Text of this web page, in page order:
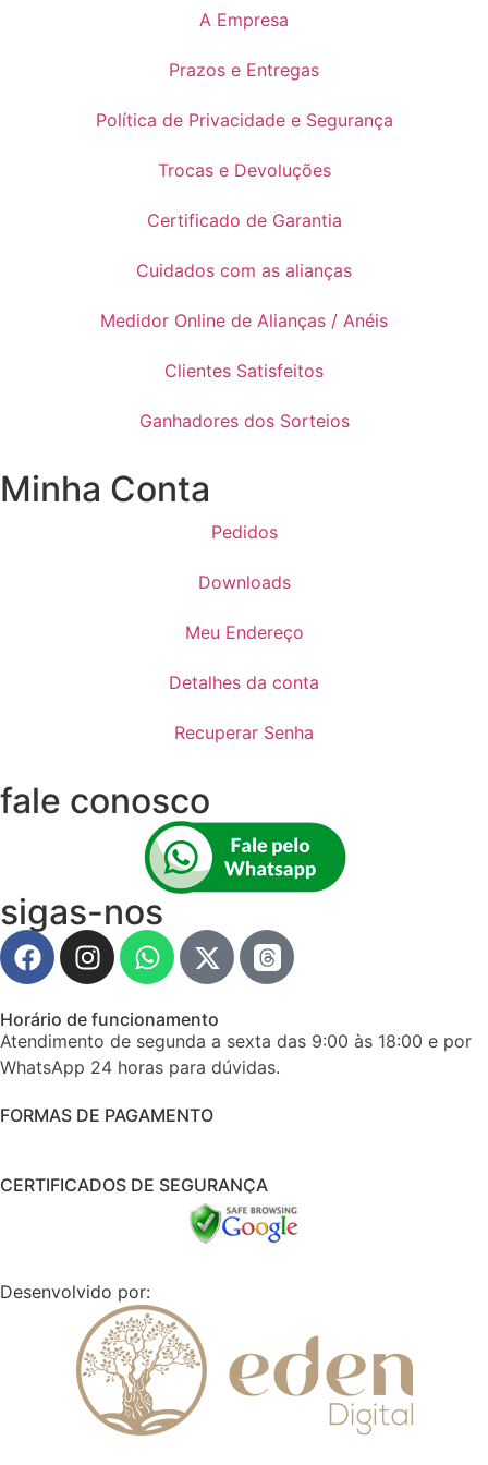
A Empresa
Prazos e Entregas
Política de Privacidade e Segurança
Trocas e Devoluções
Certificado de Garantia
Cuidados com as alianças
Medidor Online de Alianças / Anéis
Clientes Satisfeitos
Ganhadores dos Sorteios
Minha Conta
Pedidos
Downloads
Meu Endereço
Detalhes da conta
Recuperar Senha
fale conosco
sigas-nos
Horário de funcionamento
Atendimento de segunda a sexta das 9:00 às 18:00 e por
WhatsApp 24 horas para dúvidas.
FORMAS DE PAGAMENTO
CERTIFICADOS DE SEGURANÇA
Desenvolvido por: